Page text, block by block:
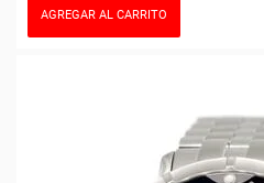
AGREGAR AL CARRITO